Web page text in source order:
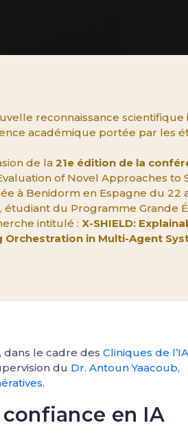
reconnaissance
académique portée par les
de la 21e édition de la
of Novel Approaches to
à Benidorm en Espagne du 22
étudiant du Programme Grande
intitulé : X-SHIELD:
Orchestration in Multi-Agent
dans le cadre des Cliniques de l’IA
du Dr. Antoun Yaacoub,
.
en IA